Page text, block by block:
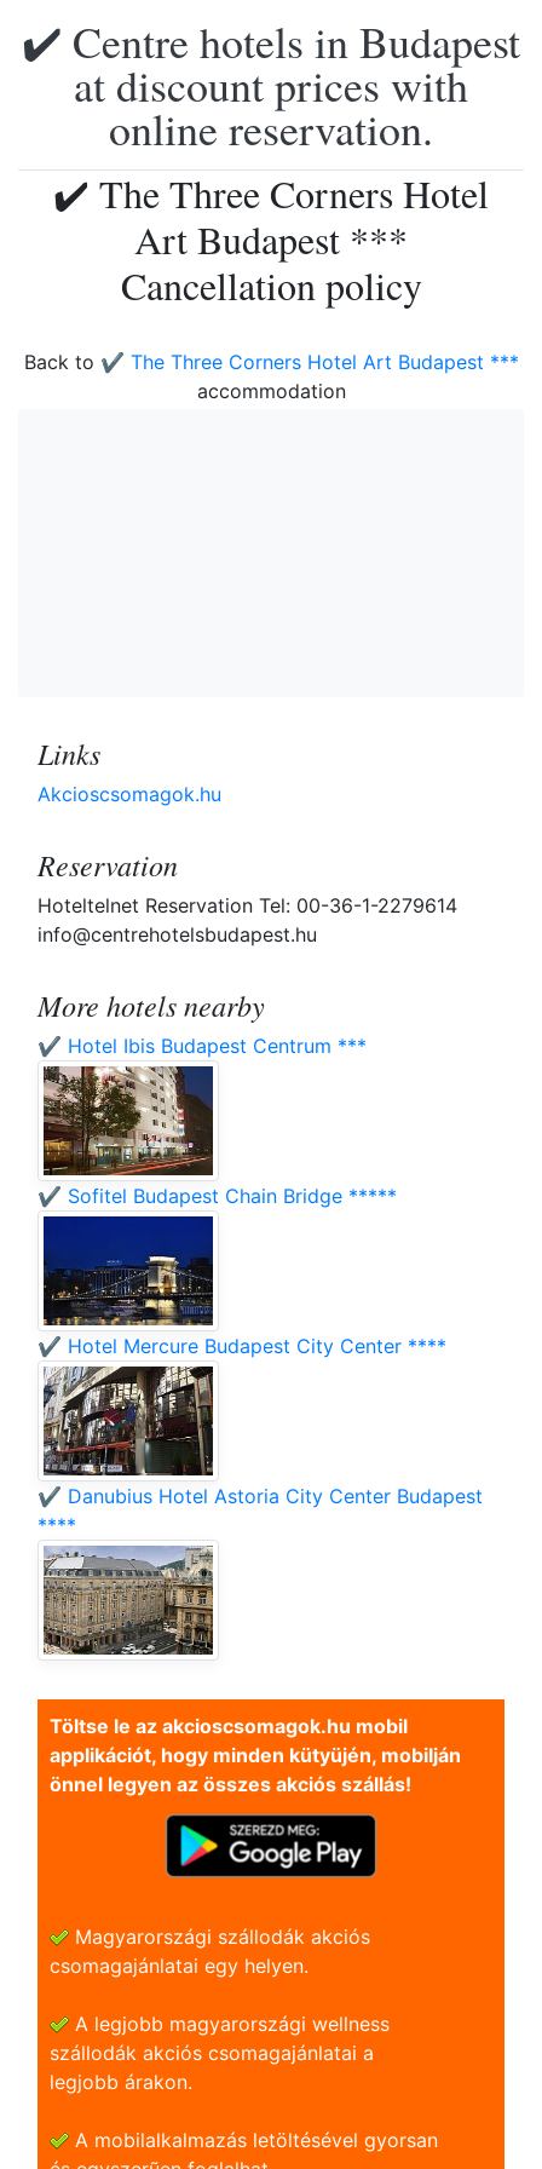
✔️ Centre hotels in Budapest
at discount prices with
online reservation.
✔️ The Three Corners Hotel
Art Budapest ***
Cancellation policy
Back to ✔️ The Three Corners Hotel Art Budapest ***
accommodation
Links
Akcioscsomagok.hu
Reservation
Hoteltelnet Reservation Tel: 00-36-1-2279614
info@centrehotelsbudapest.hu
More hotels nearby
✔️ Hotel Ibis Budapest Centrum ***
✔️ Sofitel Budapest Chain Bridge *****
✔️ Hotel Mercure Budapest City Center ****
✔️ Danubius Hotel Astoria City Center Budapest
****
Töltse le az akcioscsomagok.hu mobil
applikációt, hogy minden kütyüjén, mobilján
önnel legyen az összes akciós szállás!
Magyarországi szállodák akciós
csomagajánlatai egy helyen.
A legjobb magyarországi wellness
szállodák akciós csomagajánlatai a
legjobb árakon.
A mobilalkalmazás letöltésével gyorsan